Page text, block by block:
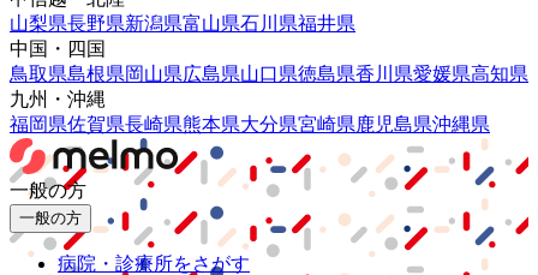
山梨県長野県新潟県富山県石川県福井県
中国・四国
鳥取県島根県岡山県広島県山口県徳島県香川県愛媛県高知県
九州・沖縄
福岡県佐賀県長崎県熊本県大分県宮崎県鹿児島県沖縄県
一般の方
一般の方
病院・診療所をさがす